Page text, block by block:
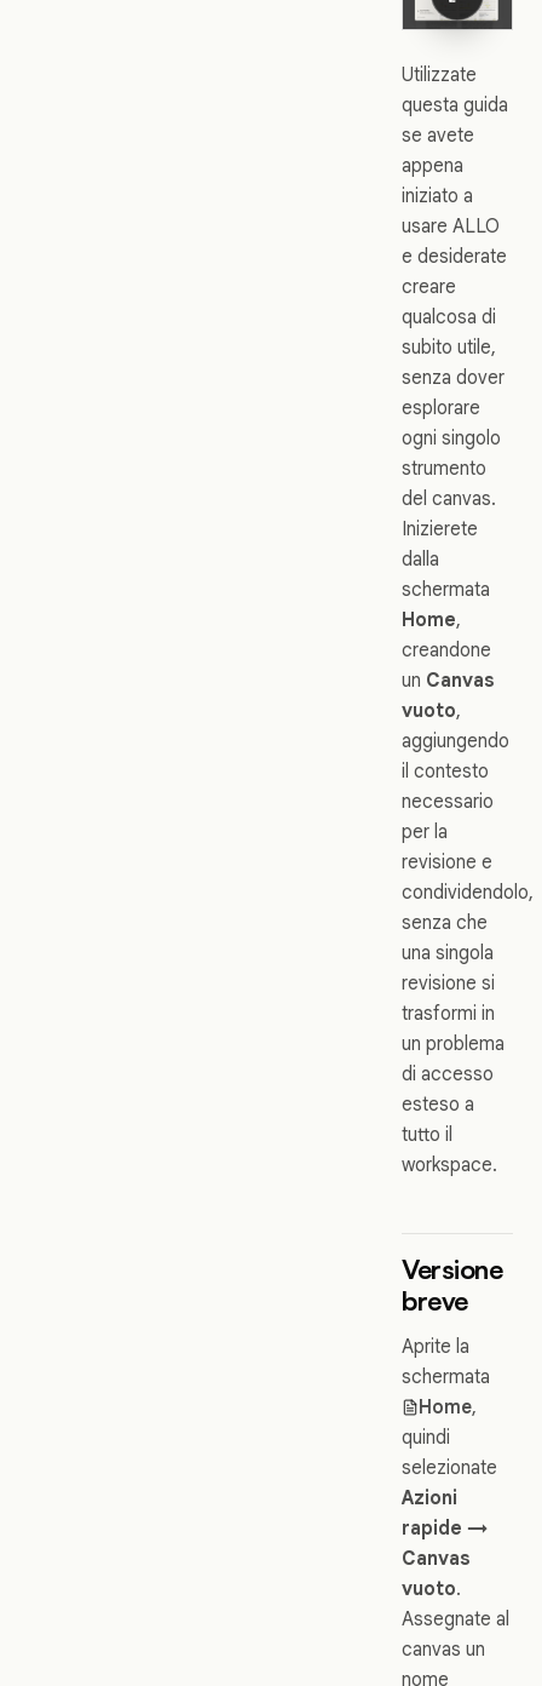
Utilizzate
questa guida
se avete
appena
iniziato a
usare ALLO
e desiderate
creare
qualcosa di
subito utile,
senza dover
esplorare
ogni singolo
strumento
del canvas.
Inizierete
dalla
schermata
Home,
creandone
un Canvas
vuoto,
aggiungendo
il contesto
necessario
per la
revisione e
condividendolo,
senza che
una singola
revisione si
trasformi in
un problema
di accesso
esteso a
tutto il
workspace.
Versione
breve
Aprite la
schermata
Home,
quindi
selezionate
Azioni
rapide →
Canvas
vuoto.
Assegnate al
canvas un
nome